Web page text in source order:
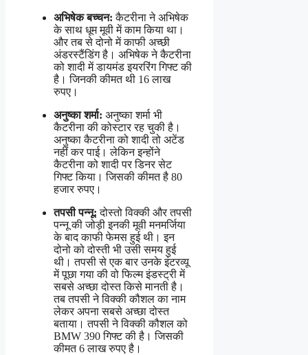
अभिषेक बच्चन: कैटरीना ने अभिषेक
के साथ धूम मूवी में काम किया था।
और तब से दोनो में काफी अच्छी
अंडरस्टैंडिंग है। अभिषेक ने कैटरीना
को शादी में डायमंड इयररिंग गिफ्ट की
है। जिनकी कीमत थी 16 लाख
रुपए।
अनुष्का शर्मा: अनुष्का शर्मा भी
कैटरीना की कोस्टार रह चुकी है।
अनुष्का कैटरीना को शादी तो अटेंड
नहीं कर पाई। लेकिन इन्होंने
कैटरीना को शादी पर डिनर सेट
गिफ्ट किया। जिसकी कीमत है 80
हजार रुपए।
तपसी पन्नू: दोस्तो विक्की और तपसी
पन्नू की जोड़ी इनकी मूवी मनमर्जिया
के बाद काफी फेमस हुई थी। इन
दोनो को दोस्ती भी उसी समय हुई
थी। तपसी से एक बार उनके इंटरव्यू
में पूछा गया की वो फिल्म इंडस्ट्री में
सबसे अच्छा दोस्त किसे मानती है।
तब तपसी ने विक्की कौशल का नाम
लेकर अपना सबसे अच्छा दोस्त
बताया। तपसी ने विक्की कौशल को
BMW 390 गिफ्ट की है। जिसकी
कीमत 6 लाख रुपए है।